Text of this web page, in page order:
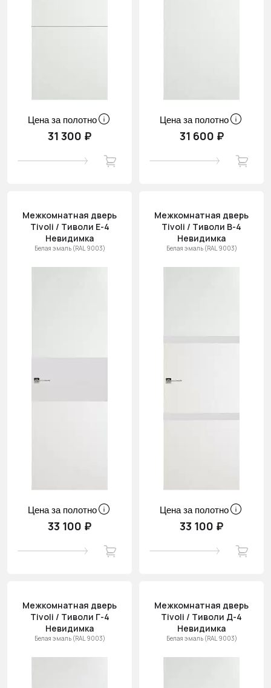
Цена за полотно
31 300 ₽
Цена за полотно
31 600 ₽
Межкомнатная дверь
Tivoli / Тиволи Е-4
Невидимка
Белая эмаль (RAL 9003)
Цена за полотно
33 100 ₽
Межкомнатная дверь
Tivoli / Тиволи В-4
Невидимка
Белая эмаль (RAL 9003)
Цена за полотно
33 100 ₽
Межкомнатная дверь
Tivoli / Тиволи Г-4
Невидимка
Белая эмаль (RAL 9003)
Межкомнатная дверь
Tivoli / Тиволи Д-4
Невидимка
Белая эмаль (RAL 9003)